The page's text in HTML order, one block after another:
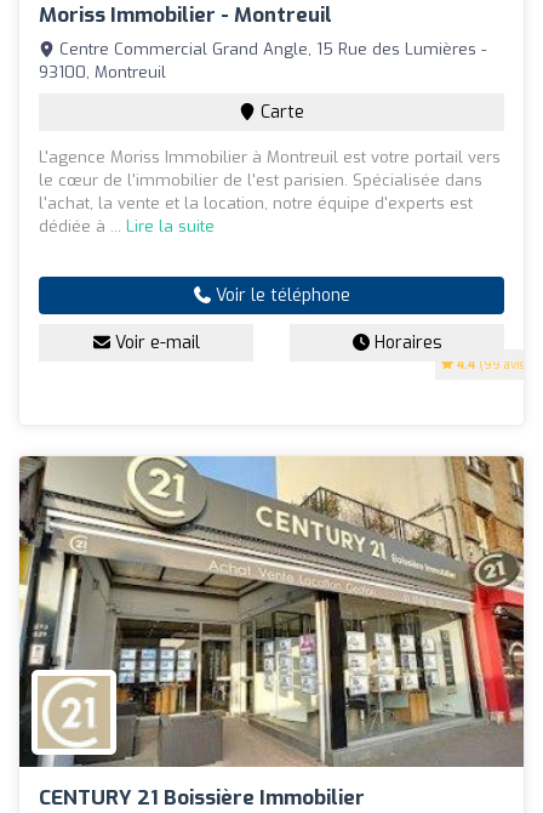
Moriss Immobilier - Montreuil
4.4 (99 avis)
Centre Commercial Grand Angle, 15 Rue des Lumières -
93100, Montreuil
Carte
L'agence Moriss Immobilier à Montreuil est votre portail vers
le cœur de l'immobilier de l'est parisien. Spécialisée dans
l'achat, la vente et la location, notre équipe d'experts est
dédiée à ... Lire la suite
Voir le téléphone
Voir e-mail Horaires
CENTURY 21 Boissière Immobilier